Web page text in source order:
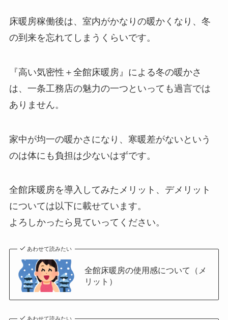
床暖房稼働後は、室内がかなりの暖かくなり、冬
の到来を忘れてしまうくらいです。
『高い気密性＋全館床暖房』による冬の暖かさ
は、一条工務店の魅力の一つといっても過言では
ありません。
家中が均一の暖かさになり、寒暖差がないという
のは体にも負担は少ないはずです。
全館床暖房を導入してみたメリット、デメリット
については以下に載せています。
よろしかったら見ていってください。
あわせて読みたい
全館床暖房の使用感について（メ
リット）
あわせて読みたい